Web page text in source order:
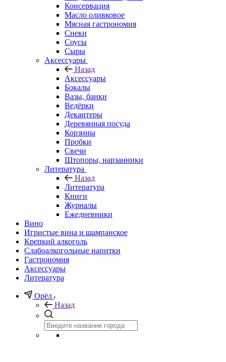
Консервация
Масло оливковое
Мясная гастрономия
Снеки
Соусы
Сыры
Аксессуары
Назад
Аксессуары
Бокалы
Вазы, банки
Ведёрки
Декантеры
Деревянная посуда
Корзины
Пробки
Свечи
Штопоры, нарзанники
Литература
Назад
Литература
Книги
Журналы
Ежедневники
Вино
Игристые вина и шампанское
Крепкий алкоголь
Слабоалкогольные напитки
Гастрономия
Аксессуары
Литература
Орёл
Назад